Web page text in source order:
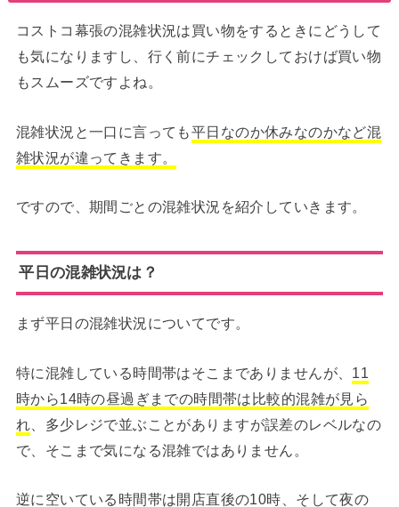
コストコ幕張の混雑状況は買い物をするときにどうして
も気になりますし、行く前にチェックしておけば買い物
もスムーズですよね。
混雑状況と一口に言っても平日なのか休みなのかなど混
雑状況が違ってきます。
ですので、期間ごとの混雑状況を紹介していきます。
平日の混雑状況は？
まず平日の混雑状況についてです。
特に混雑している時間帯はそこまでありませんが、 11
時から14時の昼過ぎまでの時間帯は比較的混雑が見ら
れ 、多少レジで並ぶことがありますが誤差のレベルなの
で、そこまで気になる混雑ではありません。
逆に空いている時間帯は開店直後の10時、そして夜の